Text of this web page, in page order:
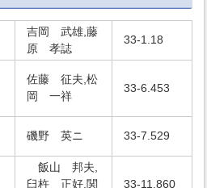
吉岡 武雄,藤
原 孝誌
33-1.18
佐藤 征夫,松
岡 一祥
33-6.453
磯野 英ニ 33-7.529
飯山 邦夫,
臼杵 正好,関
33-11.860